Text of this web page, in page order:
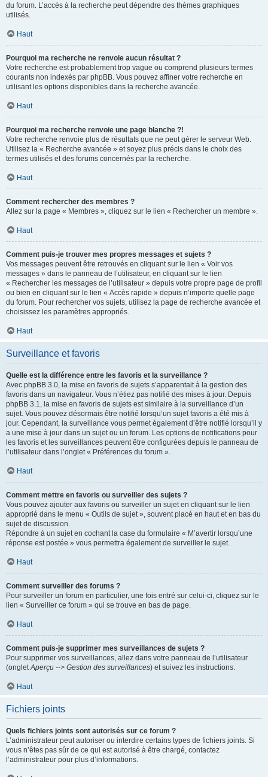
du forum. L’accès à la recherche peut dépendre des thèmes graphiques
utilisés.
Haut
Pourquoi ma recherche ne renvoie aucun résultat ?
Votre recherche est probablement trop vague ou comprend plusieurs termes
courants non indexés par phpBB. Vous pouvez affiner votre recherche en
utilisant les options disponibles dans la recherche avancée.
Haut
Pourquoi ma recherche renvoie une page blanche ?!
Votre recherche renvoie plus de résultats que ne peut gérer le serveur Web.
Utilisez la « Recherche avancée » et soyez plus précis dans le choix des
termes utilisés et des forums concernés par la recherche.
Haut
Comment rechercher des membres ?
Allez sur la page « Membres », cliquez sur le lien « Rechercher un membre ».
Haut
Comment puis-je trouver mes propres messages et sujets ?
Vos messages peuvent être retrouvés en cliquant sur le lien « Voir vos
messages » dans le panneau de l’utilisateur, en cliquant sur le lien
« Rechercher les messages de l’utilisateur » depuis votre propre page de profil
ou bien en cliquant sur le lien « Accès rapide » depuis n’importe quelle page
du forum. Pour rechercher vos sujets, utilisez la page de recherche avancée et
choisissez les paramètres appropriés.
Haut
Surveillance et favoris
Quelle est la différence entre les favoris et la surveillance ?
Avec phpBB 3.0, la mise en favoris de sujets s’apparentait à la gestion des
favoris dans un navigateur. Vous n’étiez pas notifié des mises à jour. Depuis
phpBB 3.1, la mise en favoris de sujets est similaire à la surveillance d’un
sujet. Vous pouvez désormais être notifié lorsqu’un sujet favoris a été mis à
jour. Cependant, la surveillance vous permet également d’être notifié lorsqu’il y
a une mise à jour dans un sujet ou un forum. Les options de notifications pour
les favoris et les surveillances peuvent être configurées depuis le panneau de
l’utilisateur dans l’onglet « Préférences du forum ».
Haut
Comment mettre en favoris ou surveiller des sujets ?
Vous pouvez ajouter aux favoris ou surveiller un sujet en cliquant sur le lien
approprié dans le menu « Outils de sujet », souvent placé en haut et en bas du
sujet de discussion.
Répondre à un sujet en cochant la case du formulaire « M’avertir lorsqu’une
réponse est postée » vous permettra également de surveiller le sujet.
Haut
Comment surveiller des forums ?
Pour surveiller un forum en particulier, une fois entré sur celui-ci, cliquez sur le
lien « Surveiller ce forum » qui se trouve en bas de page.
Haut
Comment puis-je supprimer mes surveillances de sujets ?
Pour supprimer vos surveillances, allez dans votre panneau de l’utilisateur
(ongletAperçu --> Gestion des surveillances) et suivez les instructions.
Haut
Fichiers joints
Quels fichiers joints sont autorisés sur ce forum ?
L’administrateur peut autoriser ou interdire certains types de fichiers joints. Si
vous n’êtes pas sûr de ce qui est autorisé à être chargé, contactez
l’administrateur pour plus d’informations.